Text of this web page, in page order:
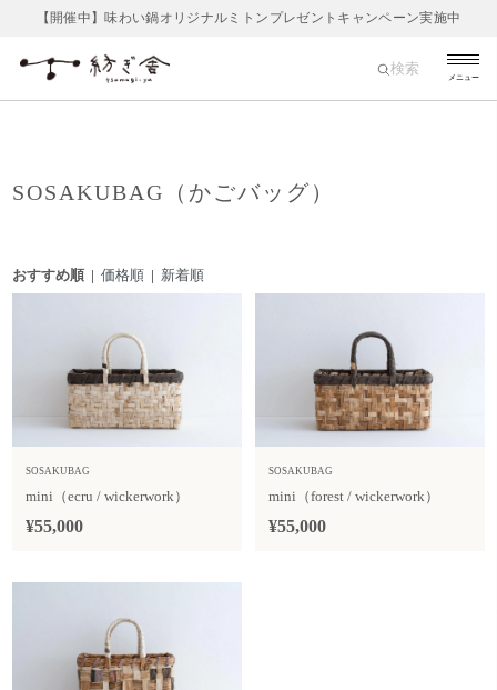
【開催中】味わい鍋オリジナルミトンプレゼントキャンペーン実施中
メニュー
検索
SOSAKUBAG（かごバッグ）
おすすめ順 |価格順 | 新着順
SOSAKUBAG
mini（ecru / wickerwork）
¥55,000
SOSAKUBAG
mini（forest / wickerwork）
¥55,000